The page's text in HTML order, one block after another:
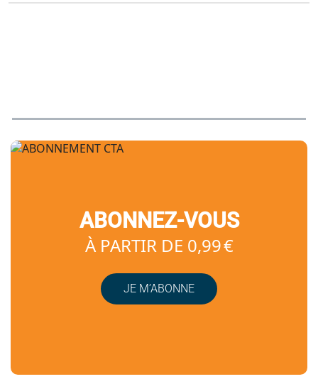
ABONNEZ-VOUS
À PARTIR DE 0,99 €
JE M’ABONNE